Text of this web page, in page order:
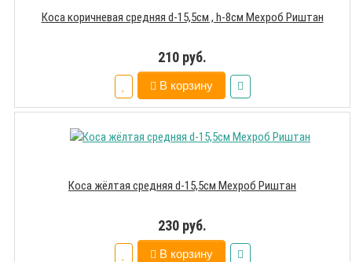
Коса коричневая средняя d-15,5см , h-8см Мехроб Риштан
210 руб.
В корзину
Коса жёлтая средняя d-15,5см Мехроб Риштан
230 руб.
В корзину